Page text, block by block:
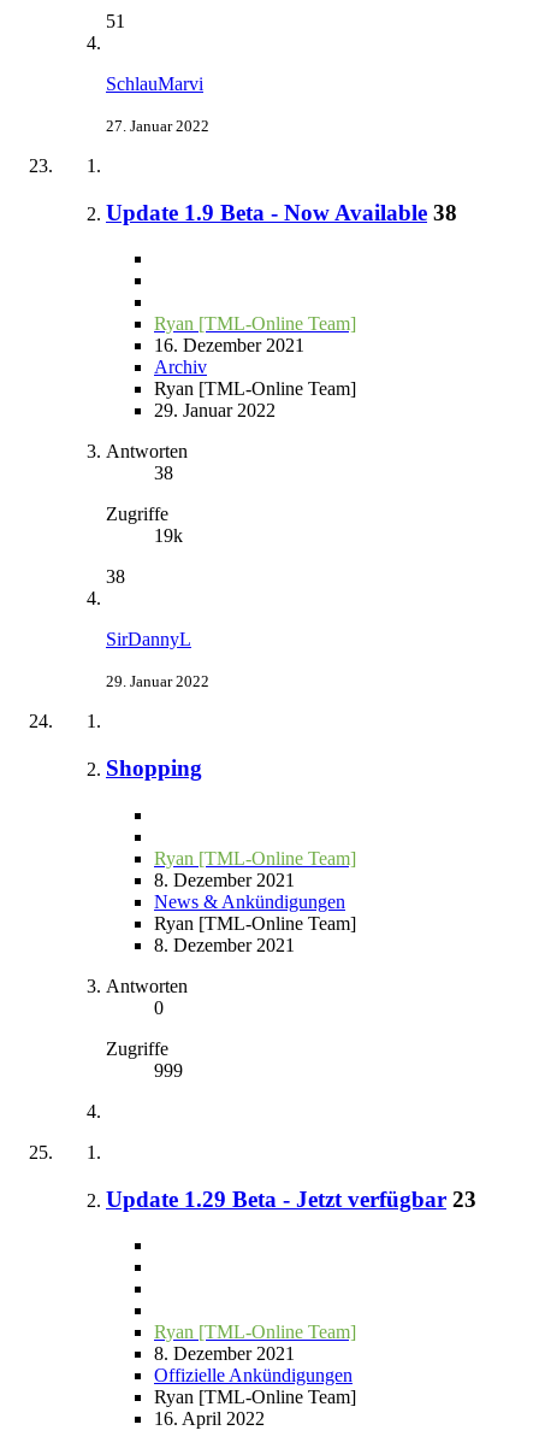
51
SchlauMarvi
27. Januar 2022
Update 1.9 Beta - Now Available 38
Ryan [TML-Online Team]
16. Dezember 2021
Archiv
Ryan [TML-Online Team]
29. Januar 2022
Antworten
38
Zugriffe
19k
38
SirDannyL
29. Januar 2022
Shopping
Ryan [TML-Online Team]
8. Dezember 2021
News & Ankündigungen
Ryan [TML-Online Team]
8. Dezember 2021
Antworten
0
Zugriffe
999
Update 1.29 Beta - Jetzt verfügbar 23
Ryan [TML-Online Team]
8. Dezember 2021
Offizielle Ankündigungen
Ryan [TML-Online Team]
16. April 2022